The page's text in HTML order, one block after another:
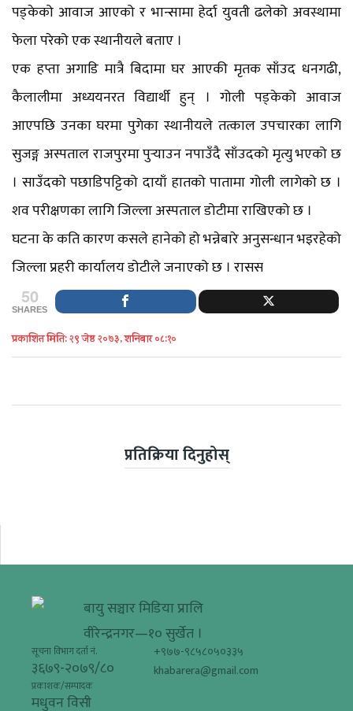
पड्केको आवाज आएको र भान्सामा हेर्दा युवती ढलेको अवस्थामा
फेला परेको एक स्थानीयले बताए ।
एक हप्ता अगाडि मात्रै बिदामा घर आएकी मृतक साँउद धनगढी,
कैलालीमा अध्ययनरत विद्यार्थी हुन् । गोली पड्केको आवाज
आएपछि उनका घरमा पुगेका स्थानीयले तत्काल उपचारका लागि
सुजङ्ग अस्पताल राजपुरमा पुर्‍याउन नपाउँदै साँउदको मृत्यु भएको छ
। साउँदको पछाडिपट्टिको दायाँ हातको पातामा गोली लागेको छ ।
शव परीक्षणका लागि जिल्ला अस्पताल डोटीमा राखिएको छ ।
घटना के कति कारण कसले हानेको हो भन्नेबारे अनुसन्धान भइरहेको
जिल्ला प्रहरी कार्यालय डोटीले जनाएको छ । रासस
50
SHARES
प्रकाशित मिति: २९ जेष्ठ २०७३, शनिबार ०८:१०
प्रतिक्रिया दिनुहोस्
बायु सञ्चार मिडिया प्रालि
वीरेन्द्रनगर—१० सुर्खेत ।
सूचना विभाग दर्ता नं.
३६७९-२०७९/८०
प्रकाशक/सम्पादक
मधुवन विसी
+९७७-९८५८०५०३३५
khabarera@gmail.com